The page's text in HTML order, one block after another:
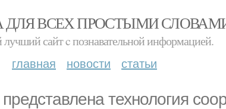
ДЛЯ ВСЕХ ПРОСТЫМИ
сайт c познавательной информацией.
главная новости статьи
технология